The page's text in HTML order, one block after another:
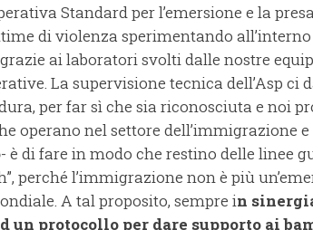
Standard per l’emersione e la
di violenza sperimentando
ai laboratori svolti dalle nostre
La supervisione tecnica dell’Asp ci
per far sì che sia riconosciuta e noi
operano nel settore dell’immigrazione e
- è di fare in modo che restino delle linee
perché l’immigrazione non è più
A tal proposito, sempre in
un protocollo per dare supporto ai